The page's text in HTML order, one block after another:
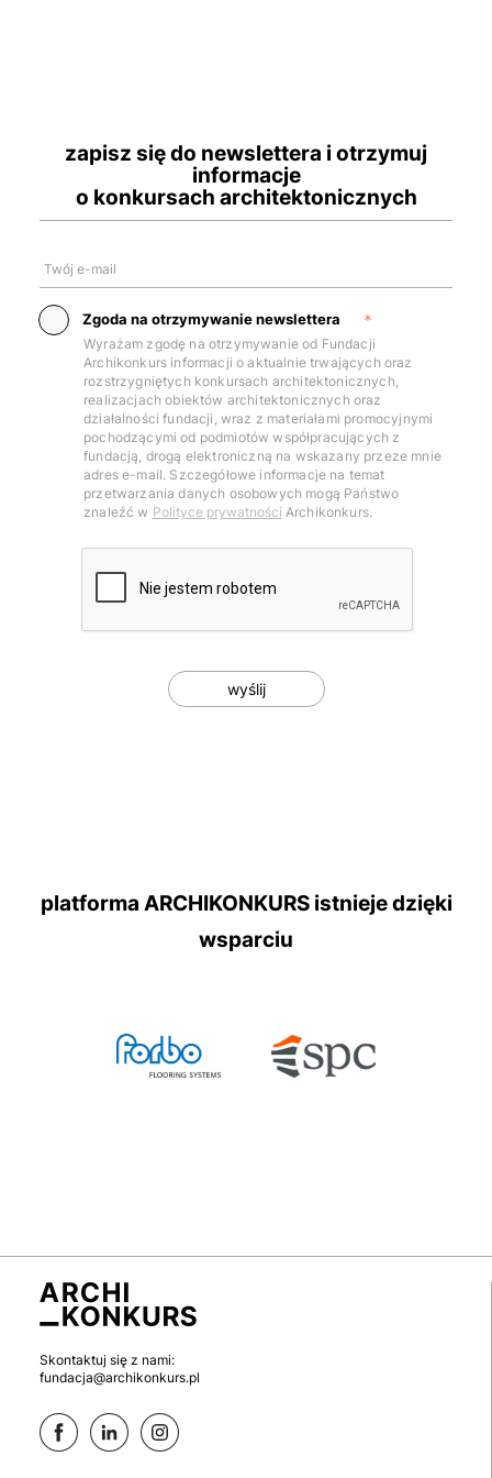
zapisz się do newslettera i otrzymuj
informacje
o konkursach architektonicznych
Zgoda na otrzymywanie newslettera
Wyrażam zgodę na otrzymywanie od Fundacji
Archikonkurs informacji o aktualnie trwających oraz
rozstrzygniętych konkursach architektonicznych,
realizacjach obiektów architektonicznych oraz
działalności fundacji, wraz z materiałami promocyjnymi
pochodzącymi od podmiotów współpracujących z
fundacją, drogą elektroniczną na wskazany przeze mnie
adres e-mail. Szczegółowe informacje na temat
przetwarzania danych osobowych mogą Państwo
znaleźć w Polityce prywatności Archikonkurs.
Captcha
wyślij
platforma ARCHIKONKURS istnieje dzięki
wsparciu
Skontaktuj się z nami:
fundacja@archikonkurs.pl